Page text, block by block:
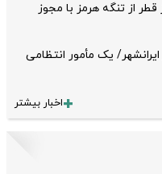
از تنگه هرمز با مجوز
یک مأمور انتظامی
اخبار بیشتر